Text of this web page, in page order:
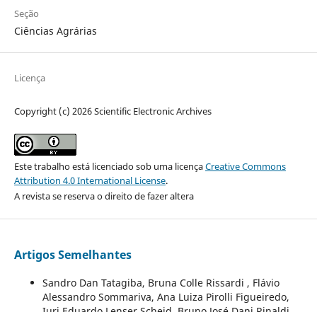
Seção
Ciências Agrárias
Licença
Copyright (c) 2026 Scientific Electronic Archives
Este trabalho está licenciado sob uma licençaCreative Commons
Attribution 4.0 International License.
A revista se reserva o direito de fazer altera
Artigos Semelhantes
Sandro Dan Tatagiba, Bruna Colle Rissardi , Flávio
Alessandro Sommariva, Ana Luiza Pirolli Figueiredo,